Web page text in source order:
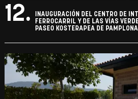
12.
INAUGURACIÓN DEL CENTRO DE
FERROCARRIL Y DE LAS VÍAS
PASEO KOSTERAPEA DE